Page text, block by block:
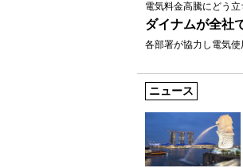
電気料金高騰にどう
ダイナムが全社
各部署が協力し電気
ニュース